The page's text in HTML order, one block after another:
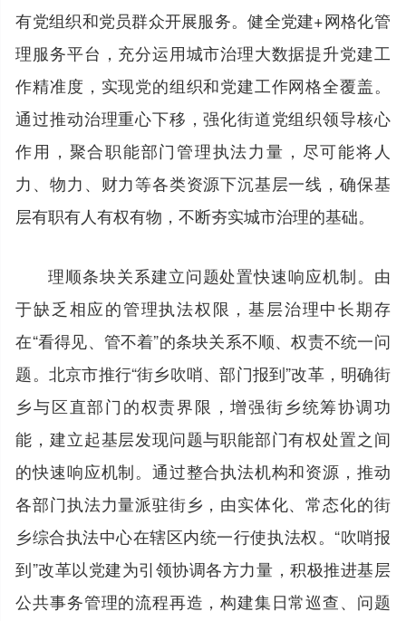
有党组织和党员群众开展服务。健全党建+网格化管
理服务平台，充分运用城市治理大数据提升党建工
作精准度，实现党的组织和党建工作网格全覆盖。
通过推动治理重心下移，强化街道党组织领导核心
作用，聚合职能部门管理执法力量，尽可能将人
力、物力、财力等各类资源下沉基层一线，确保基
层有职有人有权有物，不断夯实城市治理的基础。
理顺条块关系建立问题处置快速响应机制。由
于缺乏相应的管理执法权限，基层治理中长期存
在“看得见、管不着”的条块关系不顺、权责不统一问
题。北京市推行“街乡吹哨、部门报到”改革，明确街
乡与区直部门的权责界限，增强街乡统筹协调功
能，建立起基层发现问题与职能部门有权处置之间
的快速响应机制。通过整合执法机构和资源，推动
各部门执法力量派驻街乡，由实体化、常态化的街
乡综合执法中心在辖区内统一行使执法权。“吹哨报
到”改革以党建为引领协调各方力量，积极推进基层
公共事务管理的流程再造，构建集日常巡查、问题